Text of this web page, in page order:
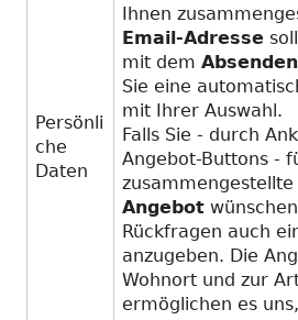
Persönli
che
Daten
Ihnen
Email-Adresse
mit dem Absenden
Sie eine
mit Ihrer Auswahl.
Falls Sie - durch
Angebot-Buttons -
Angebot
Rückfragen auch
anzugeben. Die
Wohnort und zur
ermöglichen es